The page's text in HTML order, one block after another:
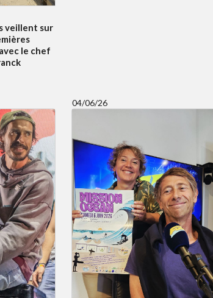
veillent sur
le chef
04/06/26